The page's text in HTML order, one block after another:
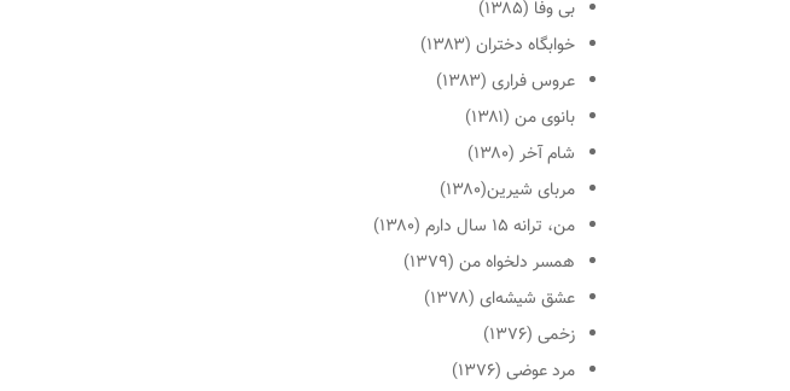
بی وفا (۱۳۸۵)
خوابگاه دختران (۱۳۸۳)
عروس فراری (۱۳۸۳)
بانوی من (۱۳۸۱)
شام آخر (۱۳۸۰)
مربای شیرین(۱۳۸۰)
من، ترانه ۱۵ سال دارم
(۱۳۸۰)
همسر دلخواه من (۱۳۷۹)
عشق شیشه‌ای (۱۳۷۸)
زخمی (۱۳۷۶)
مرد عوضی (۱۳۷۶)